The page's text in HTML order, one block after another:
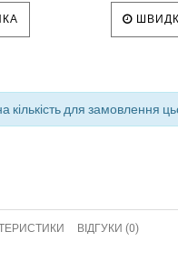
кількість для замовлення
ВІДГУКИ (0)